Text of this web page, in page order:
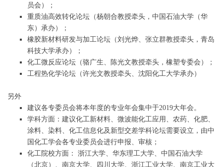
员会）；
重质油高效转化论坛（杨朝合教授牵头，中国石油大学（华
东）承办）；
橡胶新材料研发与加工论坛（刘光烨、张立群教授牵头，青岛
科技大学承办）；
化工微反应论坛（骆广生、陈光文教授牵头，橡塑专委会）；
工程热化学论坛（许光文教授牵头、沈阳化工大学承办）
另外
建议各专委员会将本年度的专业年会集中于2019大年会。
学科方面：建议化工新材料、微波能化工应用、农药、化肥、
涂料、染料、化工信息化及新型交差学科论坛需要设立，由中
国化工学会各专业委员会进行申报、审核；
化工院校方面： 浙江大学、华东理工大学、中国石油大学
（北京）、南京大学、四川大学、浙江工业大学、南京工业大